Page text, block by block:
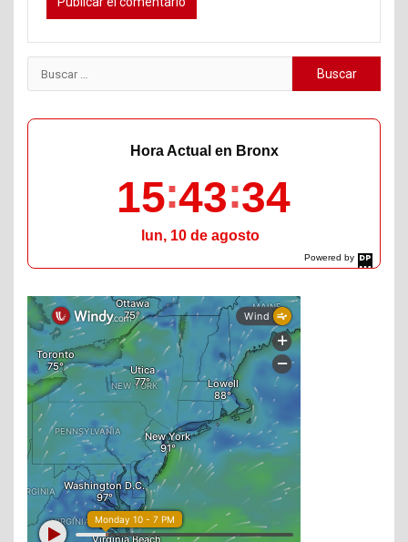
Buscar:
Powered by
DaysPedia.com
Hora Actual en Bronx
15 43 35
lun, 10 de agosto